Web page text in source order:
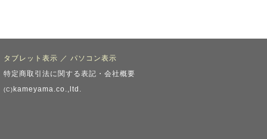
タブレット表示 ／ パソコン表示
特定商取引法に関する表記・会社概要
(C) kameyama.co.,ltd.